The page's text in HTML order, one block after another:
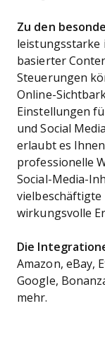
Zu den
leistungsstarke
basierter
Steuerungen
Online-
Einstellungen
und Social
erlaubt es
professionelle
Social-Media-
vielbeschäftigte
wirkungsvolle
Die
Amazon, eBay,
Google,
mehr.